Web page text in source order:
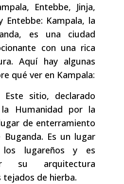
Entebbe, Jinja,
Entebbe: Kampala, la
es una ciudad
con una rica
Aquí hay algunas
qué ver en Kampala:
Este sitio, declarado
Humanidad por la
de enterramiento
Es un lugar
los lugareños y es
su arquitectura
de hierba.